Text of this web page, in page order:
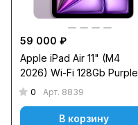
59 000 ₽
Apple iPad Air 11" (M4
2026) Wi-Fi 128Gb Purple
0 Арт. 8839
В корзину